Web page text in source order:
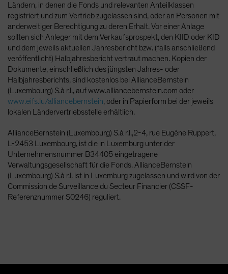
Ländern, in denen die Fonds und relevanten Anteilklassen
registriert und zum Vertrieb zugelassen sind, oder an Personen mit
anderweitiger Berechtigung zu deren Erhalt. Vor einer Anlage
sollten sich Anleger mit dem Verkaufsprospekt, den KIID oder KID
und dem jeweils aktuellen Jahresbericht bzw. (falls anschließend
veröffentlicht) Halbjahresbericht vertraut machen. Kopien der
Dokumente, einschließlich des jüngsten Jahres- oder
Halbjahresberichts, sind kostenlos bei AllianceBernstein
(Luxembourg) S.à r.l., auf www.alliancebernstein.com oder
www.eifs.lu/alliancebernstein, oder in Papierform bei der jeweils
lokalen Ländervertriebsstelle erhältlich.
AllianceBernstein (Luxembourg) S.à r.l.,2-4, rue Eugène Ruppert,
L-2453 Luxembourg, ist die in Luxemburg unter der
Unternehmensnummer B34405 eingetragene
Verwaltungsgesellschaft für die Fonds. AllianceBernstein
(Luxembourg) S.à r.l. ist in Luxemburg zugelassen und wird von der
Commission de Surveillance du Secteur Financier (CSSF-
Referenznummer S0246) reguliert.